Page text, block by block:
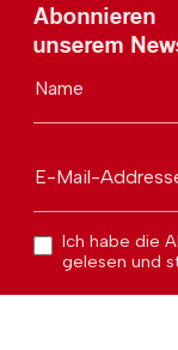
Abonnieren
unserem
Name
E-Mail-
Ich habe die
gelesen und